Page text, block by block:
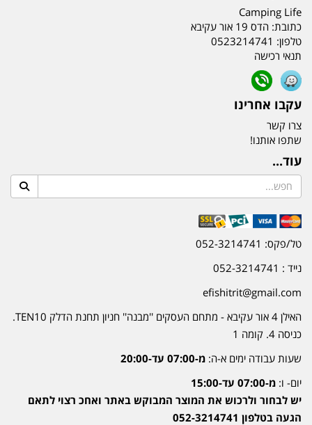
Camping Life
כתובת: הדס 19 אור עקיבא
טלפון: 0523214741
תנאי רכישה
עקבו אחרינו
צרו קשר
שתפו אותנו!
עוד...
טל/פקס: 052-3214741
נייד : 052-3214741
efishitrit@gmail.com
האילן 4 אור עקיבא - מתחם העסקים ''מבנה'' חניון תחנת הדלק TEN10.
כניסה 4. קומה 1
שעות עבודה ימים א-ה: מ-07:00 עד-20:00
יום- ו: מ-07:00 עד-15:00
יש לבחור ולרכוש את המוצר המבוקש באתר ואחכ רצוי לתאם
הגעה בטלפון 052-3214741